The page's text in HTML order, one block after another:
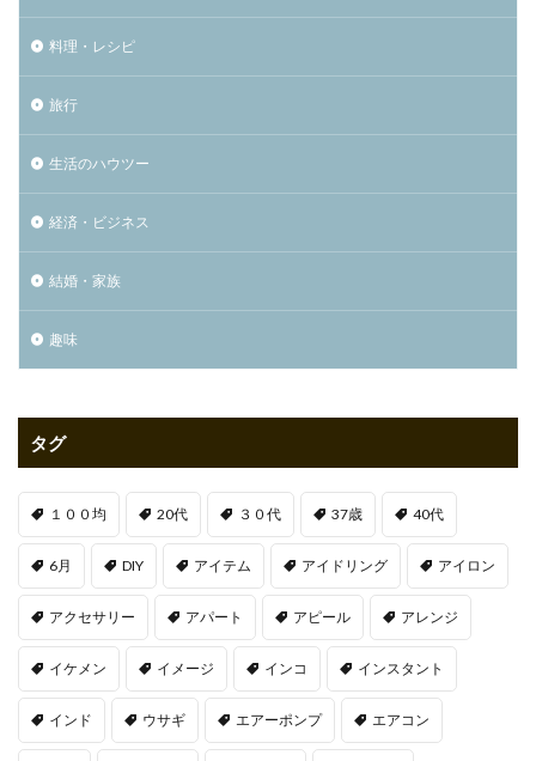
料理・レシピ
旅行
生活のハウツー
経済・ビジネス
結婚・家族
趣味
タグ
１００均 20代 ３０代 37歳 40代
6月 DIY アイテム アイドリング アイロン
アクセサリー アパート アピール アレンジ
イケメン イメージ インコ インスタント
インド ウサギ エアーポンプ エアコン